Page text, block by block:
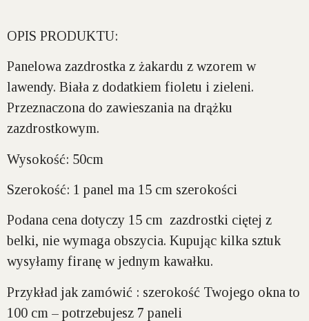
OPIS PRODUKTU:
Panelowa zazdrostka z żakardu z wzorem w
lawendy. Biała z dodatkiem fioletu i zieleni.
Przeznaczona do zawieszania na drążku
zazdrostkowym.
Wysokość: 50cm
Szerokość: 1 panel ma 15 cm szerokości
Podana cena dotyczy 15 cm zazdrostki ciętej z
belki, nie wymaga obszycia. Kupując kilka sztuk
wysyłamy firanę w jednym kawałku.
Przykład jak zamówić : szerokość Twojego okna to
100 cm – potrzebujesz 7 paneli